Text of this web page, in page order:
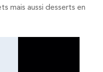
mais aussi desserts en